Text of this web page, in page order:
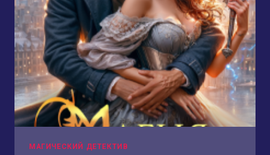
МАГИЧЕСКИЙ ДЕТЕКТИВ